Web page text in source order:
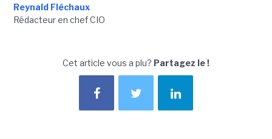
Reynald Fléchaux
Rédacteur en chef CIO
Cet article vous a plu? Partagez le !